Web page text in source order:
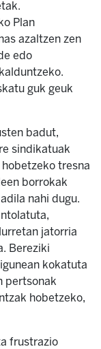
Plan
azaltzen zen
edo
guk geuk
badut,
sindikatuak
tresna
borrokak
nahi dugu.
jatorria
Bereziki
kokatuta
pertsonak
hobetzeko,
frustrazio